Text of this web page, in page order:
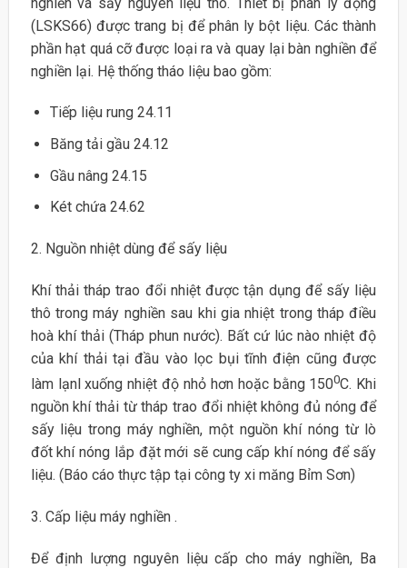
(LSKS66) được trang bị để phân ly bột liệu. Các thành
phần hạt quá cỡ được loại ra và quay lại bàn nghiền để
nghiền lại. Hệ thống tháo liệu bao gồm:
Tiếp liệu rung 24.11
Băng tải gầu 24.12
Gầu nâng 24.15
Két chứa 24.62
2. Nguồn nhiệt dùng để sấy liệu
Khí thải tháp trao đổi nhiệt được tận dụng để sấy liệu
thô trong máy nghiền sau khi gia nhiệt trong tháp điều
hoà khí thải (Tháp phun nước). Bất cứ lúc nào nhiệt độ
của khí thải tại đầu vào lọc bụi tĩnh điện cũng được
làm lạnl xuống nhiệt độ nhỏ hơn hoặc bằng 1500C. Khi
nguồn khí thải từ tháp trao đổi nhiệt không đủ nóng để
sấy liệu trong máy nghiền, một nguồn khí nóng từ lò
đốt khí nóng lắp đặt mới sẽ cung cấp khí nóng để sấy
liệu. (Báo cáo thực tập tại công ty xi măng Bỉm Sơn)
3. Cấp liệu máy nghiền .
Để định lượng nguyên liệu cấp cho máy nghiền, Ba